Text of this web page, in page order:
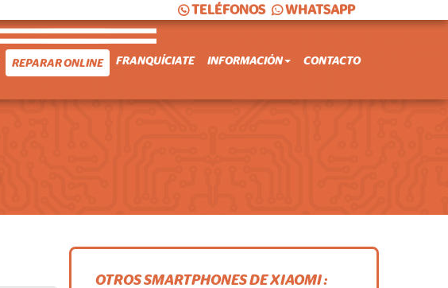
TELÉFONOS WHATSAPP
REPARAR ONLINE FRANQUÍCIATE INFORMACIÓN CONTACTO
OTROS SMARTPHONES DE XIAOMI :